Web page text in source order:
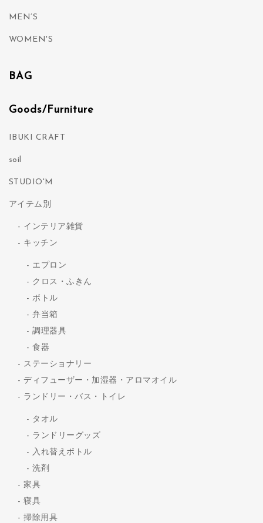
MEN’S
WOMEN'S
BAG
Goods/Furniture
IBUKI CRAFT
soil
STUDIO'M
アイテム別
インテリア雑貨
キッチン
エプロン
クロス・ふきん
ボトル
弁当箱
調理器具
食器
ステーショナリー
ディフューザー・加湿器・アロマオイル
ランドリー・バス・トイレ
タオル
ランドリーグッズ
入れ替えボトル
洗剤
家具
寝具
掃除用具